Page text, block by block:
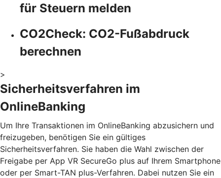
für Steuern melden
CO2Check: CO2-Fußabdruck
berechnen
>
Sicherheitsverfahren im
OnlineBanking
Um Ihre Transaktionen im OnlineBanking abzusichern und
freizugeben, benötigen Sie ein gültiges
Sicherheitsverfahren. Sie haben die Wahl zwischen der
Freigabe per App VR SecureGo plus auf Ihrem Smartphone
oder per Smart-TAN plus-Verfahren. Dabei nutzen Sie ein